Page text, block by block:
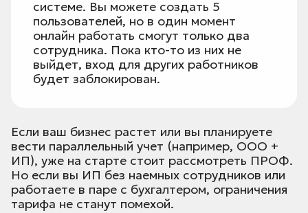
системе. Вы можете создать 5
пользователей, но в один момент
онлайн работать смогут только два
сотрудника. Пока кто-то из них не
выйдет, вход для других работников
будет заблокирован.
Если ваш бизнес растет или вы планируете
вести параллельный учет (например, ООО +
ИП), уже на старте стоит рассмотреть ПРОФ.
Но если вы ИП без наемных сотрудников или
работаете в паре с бухгалтером, ограничения
тарифа не станут помехой.